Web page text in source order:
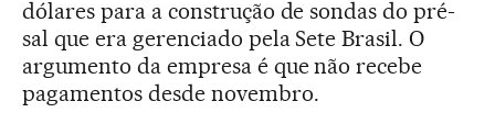
dólares para a construção de sondas do pré-
sal que era gerenciado pela Sete Brasil. O
argumento da empresa é que não recebe
pagamentos desde novembro.